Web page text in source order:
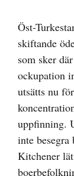
bild
Öst-
skiftande
som sker
ockupation
utsätts nu
uppfinning.
inte
Kitchener